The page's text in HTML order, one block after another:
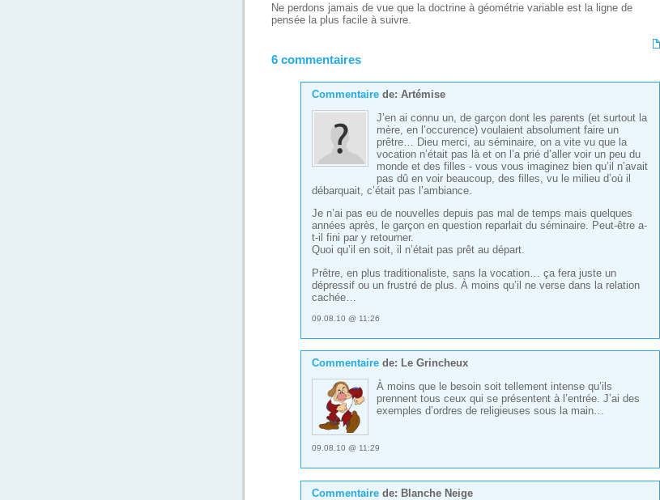
Ne perdons jamais de vue que la doctrine à géométrie variable est la ligne de
pensée la plus facile à suivre.
6 commentaires
Commentairede: Artémise
J’en ai connu un, de garçon dont les parents (et surtout la
mère, en l’occurence) voulaient absolument faire un
prêtre… Dieu merci, au séminaire, on a vite vu que la
vocation n’était pas là et on l’a prié d’aller voir un peu du
monde et des filles - vous vous imaginez bien qu’il n’avait
pas dû en voir beaucoup, des filles, vu le milieu d’où il
débarquait, c’était pas l’ambiance.
Je n’ai pas eu de nouvelles depuis pas mal de temps mais quelques
années après, le garçon en question reparlait du séminaire. Peut-être a-
t-il fini par y retourner.
Quoi qu’il en soit, il n’était pas prêt au départ.
Prêtre, en plus traditionaliste, sans la vocation… ça fera juste un
dépressif ou un frustré de plus. À moins qu’il ne verse dans la relation
cachée…
09.08.10 @ 11:26
Commentairede: Le Grincheux
À moins que le besoin soit tellement intense qu’ils
prennent tous ceux qui se présentent à l’entrée. J’ai des
exemples d’ordres de religieuses sous la main…
09.08.10 @ 11:29
Commentairede: Blanche Neige